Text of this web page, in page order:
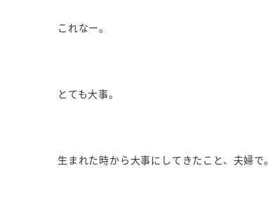
これなー。
とても大事。
生まれた時から大事にしてきたこと、夫婦で。